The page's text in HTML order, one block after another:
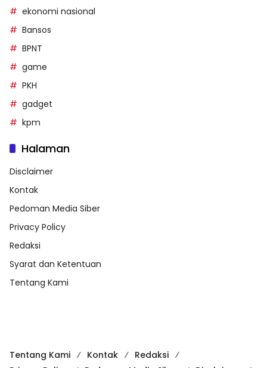
ekonomi nasional
Bansos
BPNT
game
PKH
gadget
kpm
Halaman
Disclaimer
Kontak
Pedoman Media Siber
Privacy Policy
Redaksi
Syarat dan Ketentuan
Tentang Kami
Tentang Kami Kontak
Redaksi